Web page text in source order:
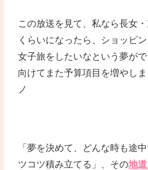
この放送を見て、私なら長女
くらいになったら、ショッピ
女子旅をしたいなという夢が
向けてまた予算項目を増やし
ノ
「夢を決めて、どんな時も途
ツコツ積み立てる」、その地